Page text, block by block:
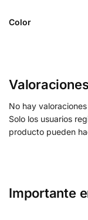
Color
No hay
Solo los usuarios
producto pueden
Importante